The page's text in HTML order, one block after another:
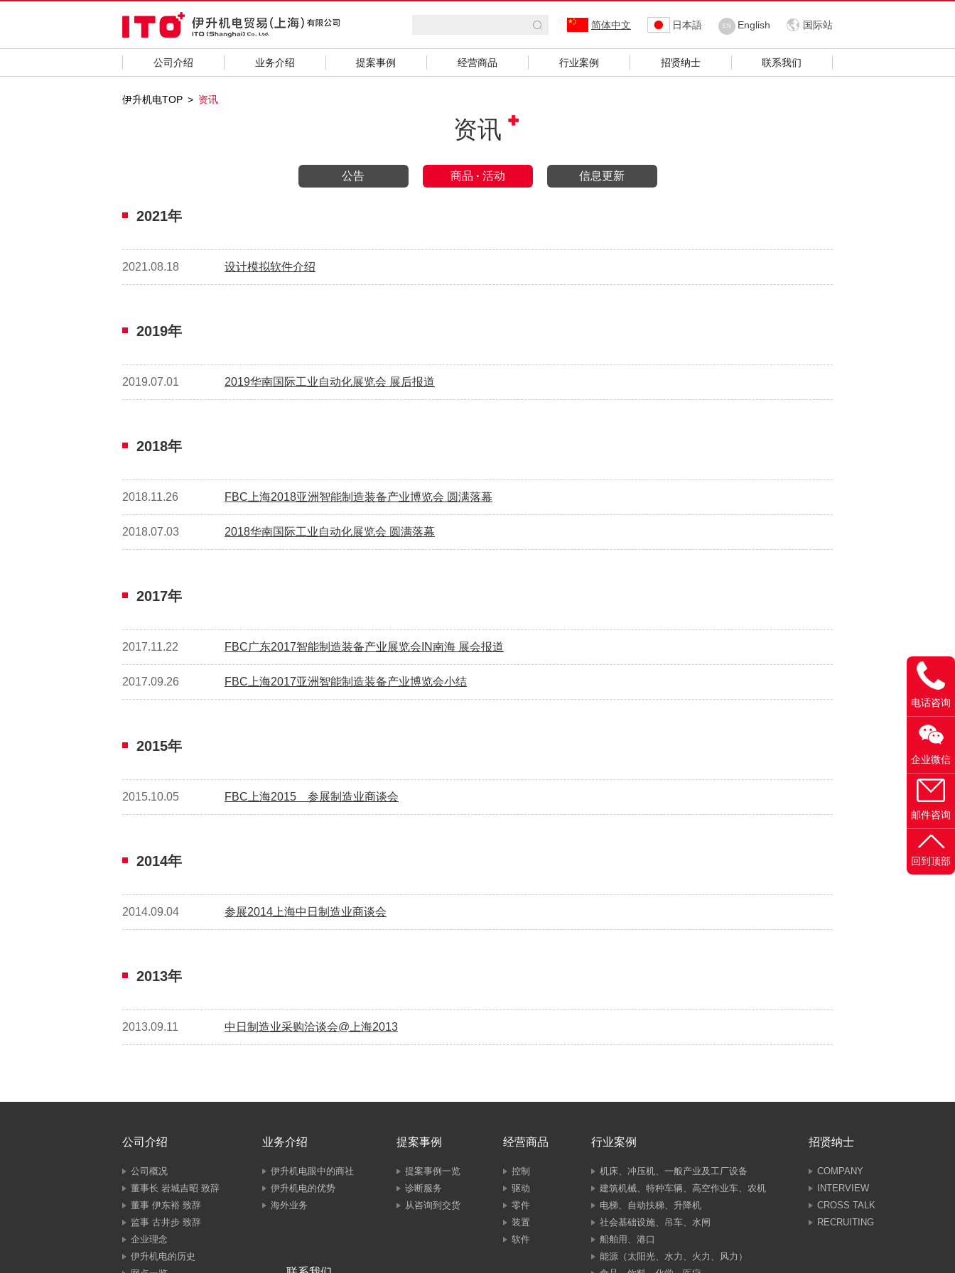
简体中文 日本語 EN English 国际站
公司介绍 业务介绍 提案事例 经营商品 行业案例 招贤纳士 联系我们
伊升机电TOP 资讯
资讯
公告 商品 · 活动 信息更新
2021年
2021.08.18 设计模拟软件介绍
2019年
2019.07.01 2019华南国际工业自动化展览会 展后报道
2018年
2018.11.26 FBC上海2018亚洲智能制造装备产业博览会 圆满落幕
2018.07.03 2018华南国际工业自动化展览会 圆满落幕
2017年
2017.11.22 FBC广东2017智能制造装备产业展览会IN南海 展会报道
2017.09.26 FBC上海2017亚洲智能制造装备产业博览会小结
2015年
2015.10.05 FBC上海2015 参展制造业商谈会
2014年
2014.09.04 参展2014上海中日制造业商谈会
2013年
2013.09.11 中日制造业采购洽谈会@上海2013
公司介绍
公司概况
董事长 岩城吉昭 致辞
董事 伊东裕 致辞
监事 古井步 致辞
企业理念
伊升机电的历史
业务介绍
伊升机电眼中的商社
伊升机电的优势
海外业务
提案事例
提案事例一览
诊断服务
从咨询到交货
经营商品
控制
驱动
零件
装置
软件
行业案例
机床、冲压机、一般产业及工厂设备
建筑机械、特种车辆、高空作业车、农机
电梯、自动扶梯、升降机
社会基础设施、吊车、水闸
船舶用、港口
能源（太阳光、水力、火力、风力）
招贤纳士
COMPANY
INTERVIEW
CROSS TALK
RECRUITING
电话咨询
企业微信
邮件咨询
回到顶部